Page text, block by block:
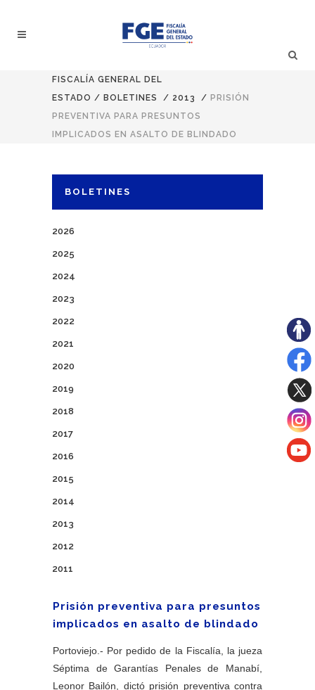
FISCALÍA GENERAL DEL
ESTADO / BOLETINES / 2013 / PRISIÓN
PREVENTIVA PARA PRESUNTOS
IMPLICADOS EN ASALTO DE BLINDADO
BOLETINES
2026
2025
2024
2023
2022
2021
2020
2019
2018
2017
2016
2015
2014
2013
2012
2011
Prisión preventiva para presuntos
implicados en asalto de blindado
Portoviejo.- Por pedido de la Fiscalía, la jueza
Séptima de Garantías Penales de Manabí,
Leonor Bailón, dictó prisión preventiva contra